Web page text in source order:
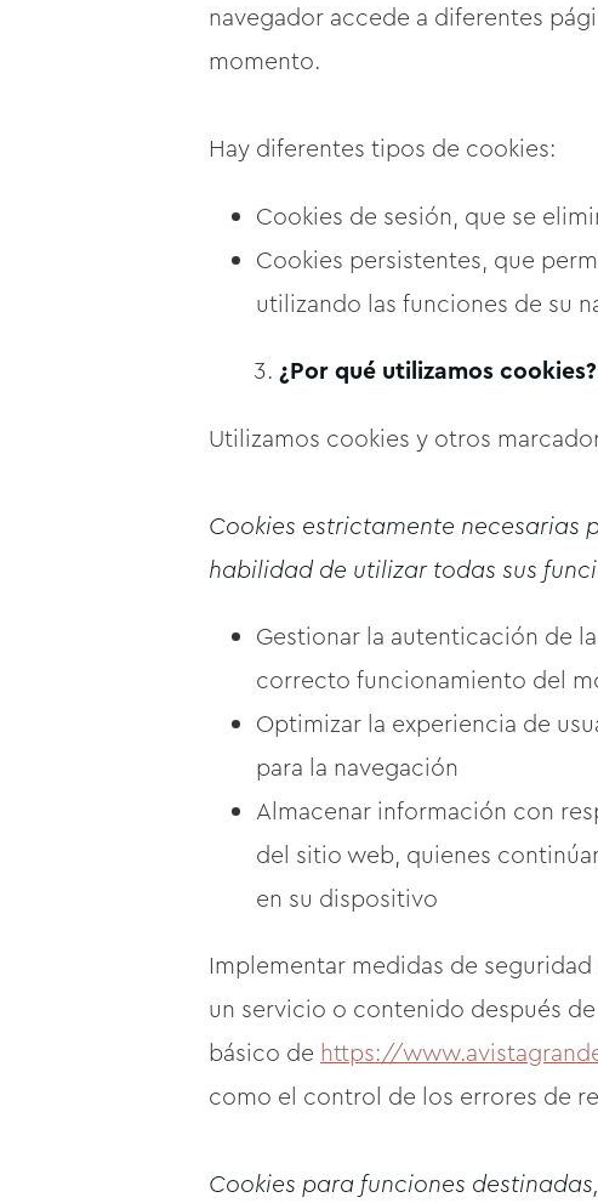
navegador accede a diferentes
momento.
Hay diferentes tipos de cookies:
Cookies de sesión, que se
Cookies persistentes, que
utilizando las funciones de su
¿Por qué utilizamos cookies?
Utilizamos cookies y otros
Cookies estrictamente necesarias
habilidad de utilizar todas sus
Gestionar la autenticación de
correcto funcionamiento del
Optimizar la experiencia de
para la navegación
Almacenar información con
del sitio web, quienes
en su dispositivo
Implementar medidas de
un servicio o contenido después
básico de https://
como el control de los errores de
Cookies para funciones